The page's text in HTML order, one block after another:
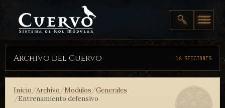
Archivo del Cuervo 16 SECCIONES
Inicio/Archivo/Modulos/Generales
/Entrenamiento defensivo